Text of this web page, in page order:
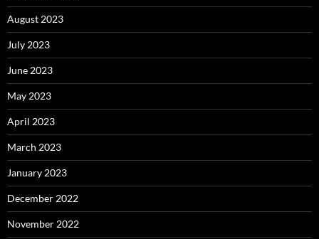
August 2023
July 2023
June 2023
May 2023
April 2023
March 2023
January 2023
December 2022
November 2022